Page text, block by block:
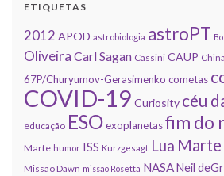
ETIQUETAS
2012 APOD astrobiologia astroPT
Oliveira Carl Sagan Cassini CAUP China
67P/Churyumov-Gerasimenko cometas
COVID-19 Curiosity céu
educação ESOexoplanetasfim do
Marte humor ISS Kurzgesagt Lua Marte
Missão Dawn missão Rosetta NASANeil